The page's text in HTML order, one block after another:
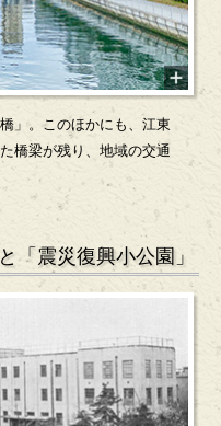
」。このほかにも、江東
橋梁が残り、地域の交通
「震災復興小公園」